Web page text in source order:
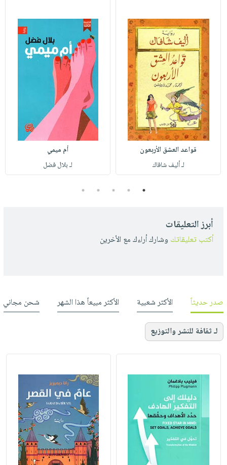
قواعد العشق الأربعون
لـ أليف شافاك
أم ميمي
لـ بلال فضل
1
2
3
4
5
أبرز التعليقات
أكتب تعليقاتك وشارك أراءك مع الأخرين
صدر حديثاً الأكثر شعبية الأكثر مبيعاً هذا الشهر شحن مجاني
لـ ثقافة للنشر والتوزيع